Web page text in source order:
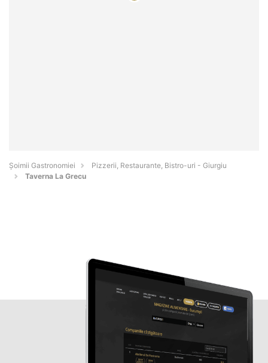
Șoimii Gastronomiei
Pizzerii, Restaurante, Bistro-uri - Giurgiu
Taverna La Grecu